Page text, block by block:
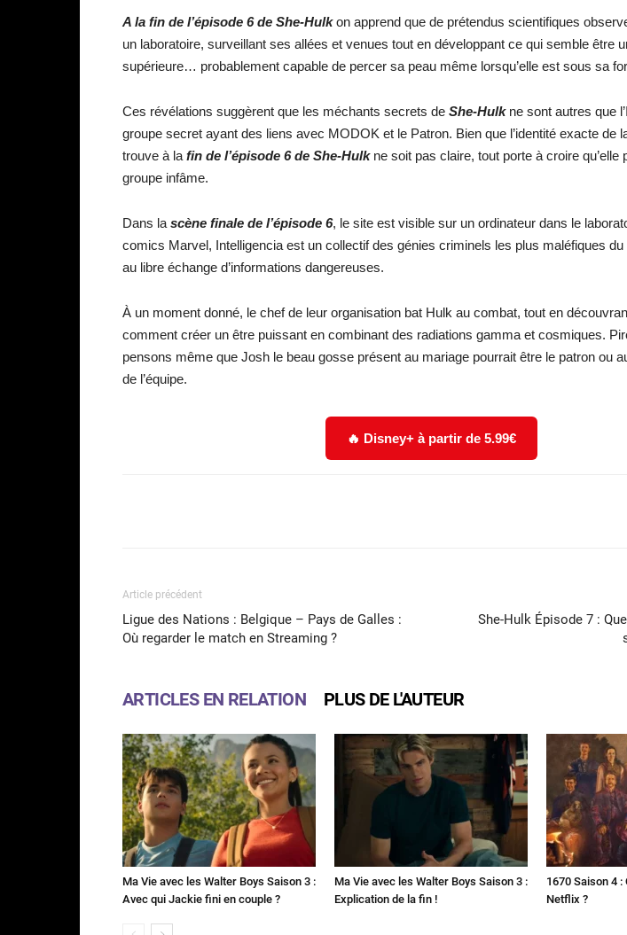
A la fin de l’épisode 6 de She-Hulkon apprend que de prétendus scientifiques
un laboratoire, surveillant ses allées et venues tout en développant ce qui semble être
supérieure… probablement capable de percer sa peau même lorsqu’elle est sous sa
Ces révélations suggèrent que les méchants secrets de She-Hulk ne sont autres que
groupe secret ayant des liens avec MODOK et le Patron. Bien que l’identité exacte de
trouve à la fin de l’épisode 6 de She-Hulkne soit pas claire, tout porte à croire qu’elle
groupe infâme.
Dans la scène finale de l’épisode 6, le site est visible sur un ordinateur dans le
comics Marvel, Intelligencia est un collectif des génies criminels les plus maléfiques
au libre échange d’informations dangereuses.
À un moment donné, le chef de leur organisation bat Hulk au combat, tout en
comment créer un être puissant en combinant des radiations gamma et cosmiques.
pensons même que Josh le beau gosse présent au mariage pourrait être le patron ou
de l’équipe.
🔥 Disney+ à partir de 5.99€
Article précédent
Ligue des Nations : Belgique – Pays de Galles :
Où regarder le match en Streaming ?
She-Hulk Épisode 7 :
ARTICLES EN RELATION PLUS DE L'AUTEUR
Ma Vie avec les Walter Boys Saison 3 :
Avec qui Jackie fini en couple ?
Ma Vie avec les Walter Boys Saison 3 :
Explication de la fin !
1670 Saison 4
Netflix ?